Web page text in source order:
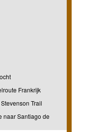
Frankrijk
Trail
naar Santiago de